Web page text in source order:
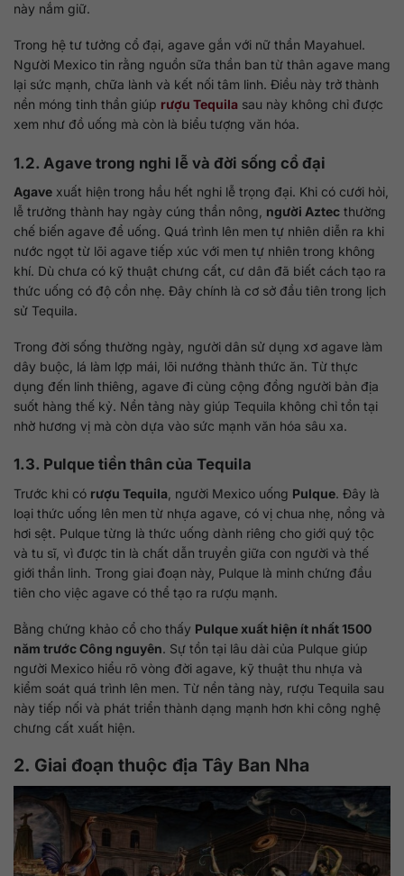
này nắm giữ.
Trong hệ tư tưởng cổ đại, agave gắn với nữ thần Mayahuel.
Người Mexico tin rằng nguồn sữa thần ban từ thân agave mang
lại sức mạnh, chữa lành và kết nối tâm linh. Điều này trở thành
nền móng tinh thần giúp rượu Tequila sau này không chỉ được
xem như đồ uống mà còn là biểu tượng văn hóa.
1.2. Agave trong nghi lễ và đời sống cổ đại
Agave xuất hiện trong hầu hết nghi lễ trọng đại. Khi có cưới hỏi,
lễ trưởng thành hay ngày cúng thần nông, người Aztec thường
chế biến agave để uống. Quá trình lên men tự nhiên diễn ra khi
nước ngọt từ lõi agave tiếp xúc với men tự nhiên trong không
khí. Dù chưa có kỹ thuật chưng cất, cư dân đã biết cách tạo ra
thức uống có độ cồn nhẹ. Đây chính là cơ sở đầu tiên trong lịch
sử Tequila.
Trong đời sống thường ngày, người dân sử dụng xơ agave làm
dây buộc, lá làm lợp mái, lõi nướng thành thức ăn. Từ thực
dụng đến linh thiêng, agave đi cùng cộng đồng người bản địa
suốt hàng thế kỷ. Nền tảng này giúp Tequila không chỉ tồn tại
nhờ hương vị mà còn dựa vào sức mạnh văn hóa sâu xa.
1.3. Pulque tiền thân của Tequila
Trước khi có rượu Tequila , người Mexico uống Pulque. Đây là
loại thức uống lên men từ nhựa agave, có vị chua nhẹ, nồng và
hơi sệt. Pulque từng là thức uống dành riêng cho giới quý tộc
và tu sĩ, vì được tin là chất dẫn truyền giữa con người và thế
giới thần linh. Trong giai đoạn này, Pulque là minh chứng đầu
tiên cho việc agave có thể tạo ra rượu mạnh.
Bằng chứng khảo cổ cho thấy Pulque xuất hiện ít nhất 1500
năm trước Công nguyên. Sự tồn tại lâu dài của Pulque giúp
người Mexico hiểu rõ vòng đời agave, kỹ thuật thu nhựa và
kiểm soát quá trình lên men. Từ nền tảng này, rượu Tequila sau
này tiếp nối và phát triển thành dạng mạnh hơn khi công nghệ
chưng cất xuất hiện.
2. Giai đoạn thuộc địa Tây Ban Nha